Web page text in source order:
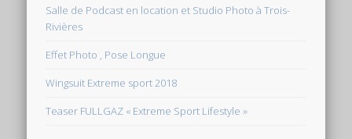
Salle de Podcast en location et Studio Photo à Trois-
Rivières
Effet Photo , Pose Longue
Wingsuit Extreme sport 2018
Teaser FULLGAZ « Extreme Sport Lifestyle »